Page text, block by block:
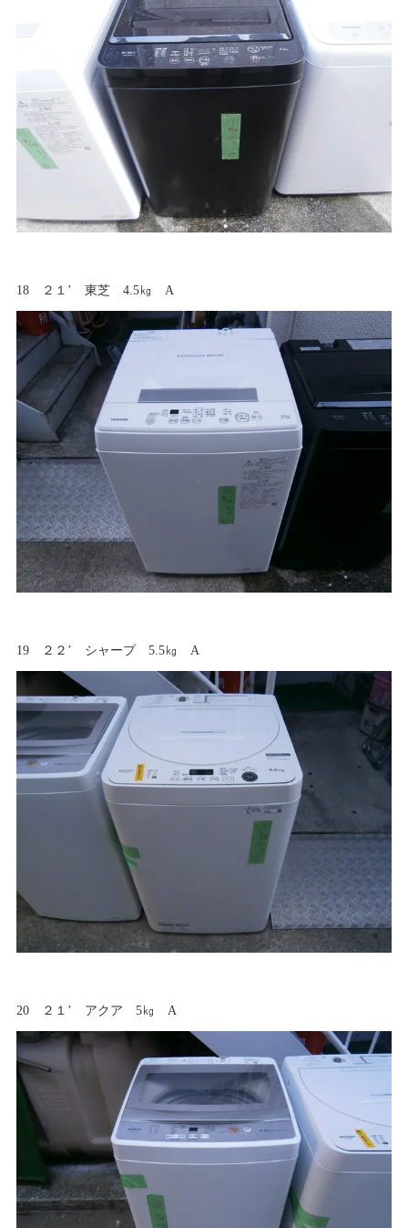
18 ２１’ 東芝 4.5㎏ A
19 ２２’ シャープ 5.5㎏ A
20 ２１’ アクア 5㎏ A